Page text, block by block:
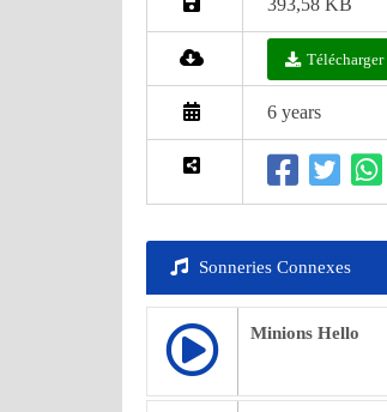
393,58 KB
Télécharger
6 years
Sonneries Connexes
Minions Hello